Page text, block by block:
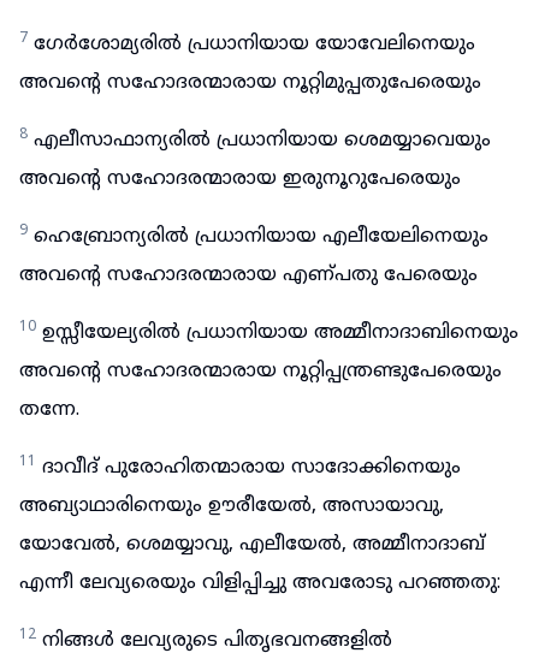
7 ഗേർശോമ്യരിൽ പ്രധാനിയായ യോവേലിനെയും
അവന്റെ സഹോദരന്മാരായ നൂറ്റിമുപ്പതുപേരെയും
8 എലീസാഫാന്യരിൽ പ്രധാനിയായ ശെമയ്യാവെയും
അവന്റെ സഹോദരന്മാരായ ഇരുനൂറുപേരെയും
9 ഹെബ്രോന്യരിൽ പ്രധാനിയായ എലീയേലിനെയും
അവന്റെ സഹോദരന്മാരായ എണ്പതു പേരെയും
10 ഉസ്സീയേല്യരിൽ പ്രധാനിയായ അമ്മീനാദാബിനെയും
അവന്റെ സഹോദരന്മാരായ നൂറ്റിപ്പന്ത്രണ്ടുപേരെയും
തന്നേ.
11 ദാവീദ് പുരോഹിതന്മാരായ സാദോക്കിനെയും
അബ്യാഥാരിനെയും ഊരീയേൽ, അസായാവു,
യോവേൽ, ശെമയ്യാവു, എലീയേൽ, അമ്മീനാദാബ്
എന്നീ ലേവ്യരെയും വിളിപ്പിച്ചു അവരോടു പറഞ്ഞതു:
12 നിങ്ങൾ ലേവ്യരുടെ പിതൃഭവനങ്ങളിൽ